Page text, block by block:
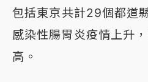
包括東京共計29個都道
感染性腸胃炎疫情上升
高。